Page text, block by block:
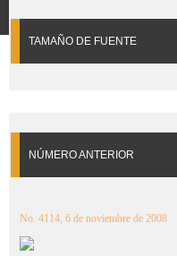
TAMAÑO DE FUENTE
NÚMERO ANTERIOR
No. 4114, 6 de noviembre de 2008